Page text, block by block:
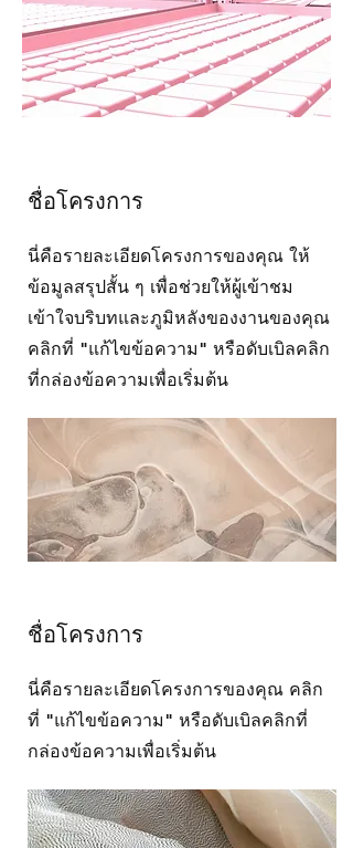
ชื่อโครงการ
นี่คือรายละเอียดโครงการของคุณ ให้
ข้อมูลสรุปสั้น ๆ เพื่อช่วยให้ผู้เข้าชม
เข้าใจบริบทและภูมิหลังของงานของคุณ
คลิกที่ "แก้ไขข้อความ" หรือดับเบิลคลิก
ที่กล่องข้อความเพื่อเริ่มต้น
ชื่อโครงการ
นี่คือรายละเอียดโครงการของคุณ คลิก
ที่ "แก้ไขข้อความ" หรือดับเบิลคลิกที่
กล่องข้อความเพื่อเริ่มต้น